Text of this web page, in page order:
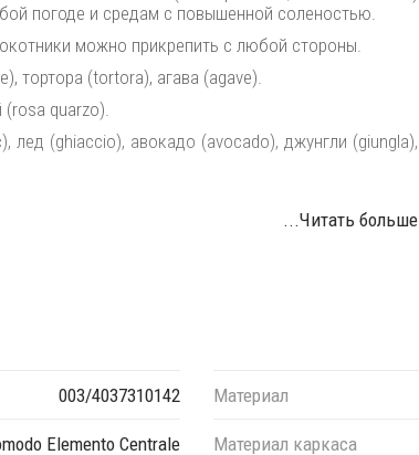
погоде и средам с повышенной соленостью.
можно прикрепить с любой стороны.
тортора (tortora), агава (agave).
(rosa quarzo).
лед (ghiaccio), авокадо (avocado), джунгли (giungla),
...Читать больше
003/4037310142
Elemento Centrale
Материал
Материал каркаса